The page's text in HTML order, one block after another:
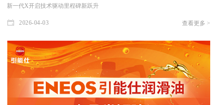
新一代X开启技术驱动里程碑新跃升
查看更多 >
2026-04-03